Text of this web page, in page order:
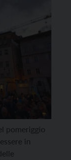
pomeriggio
in